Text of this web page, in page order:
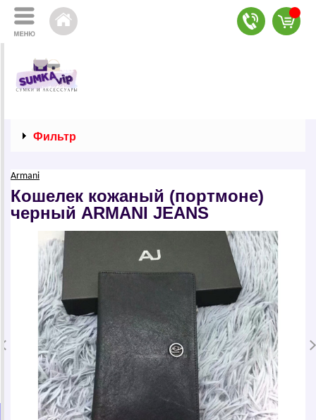
Фильтр
Armani
Кошелек кожаный (портмоне)
черный АRМАNI JEANS